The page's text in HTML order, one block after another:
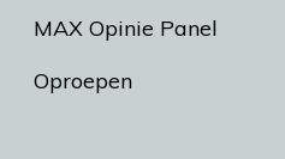
MAX Opinie Panel
Oproepen